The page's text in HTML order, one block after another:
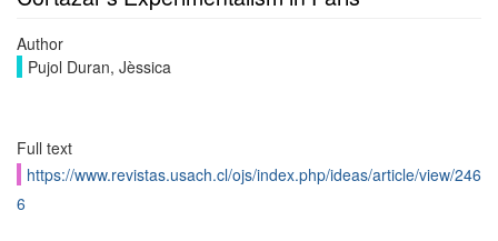
Author
Pujol Duran, Jèssica
Full text
https://www.revistas.usach.cl/ojs/index.php/ideas/article/view/246
6